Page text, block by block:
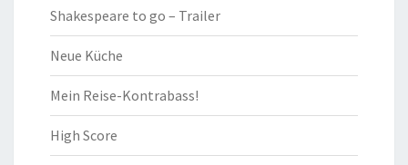
Shakespeare to go – Trailer
Neue Küche
Mein Reise-Kontrabass!
High Score